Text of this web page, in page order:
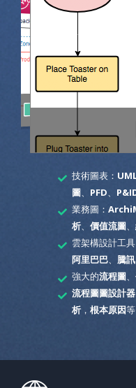
技術圖表：
圖、 PFD
業務圖：
析、 價值流圖、
雲架構設計工具
阿里巴巴、 騰訊
強大的流程圖、
流程圖圖設計器
析， 根本原因等